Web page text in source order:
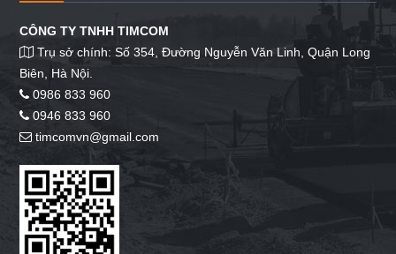
CÔNG TY TNHH TIMCOM
Trụ sở chính: Số 354, Đường Nguyễn Văn Linh, Quận Long
Biên, Hà Nội.
0986 833 960
0946 833 960
timcomvn@gmail.com